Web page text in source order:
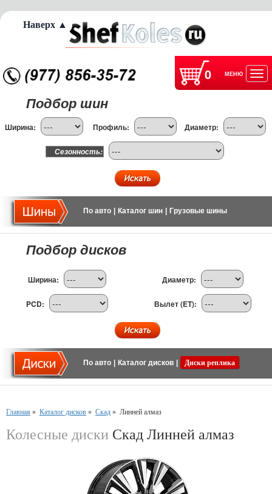
0 МЕНЮ
Подбор шин
Ширина: Профиль: Диаметр:
Сезонность:
По авто Каталог шин Грузовые шины
Подбор дисков
Ширина: Диаметр:
PCD: Вылет (ET):
По авто Каталог дисков Диски реплика
Главная » Каталог дисков » Скад » Линней алмаз
Колесные диски Скад Линней алмаз
Наверх ▲